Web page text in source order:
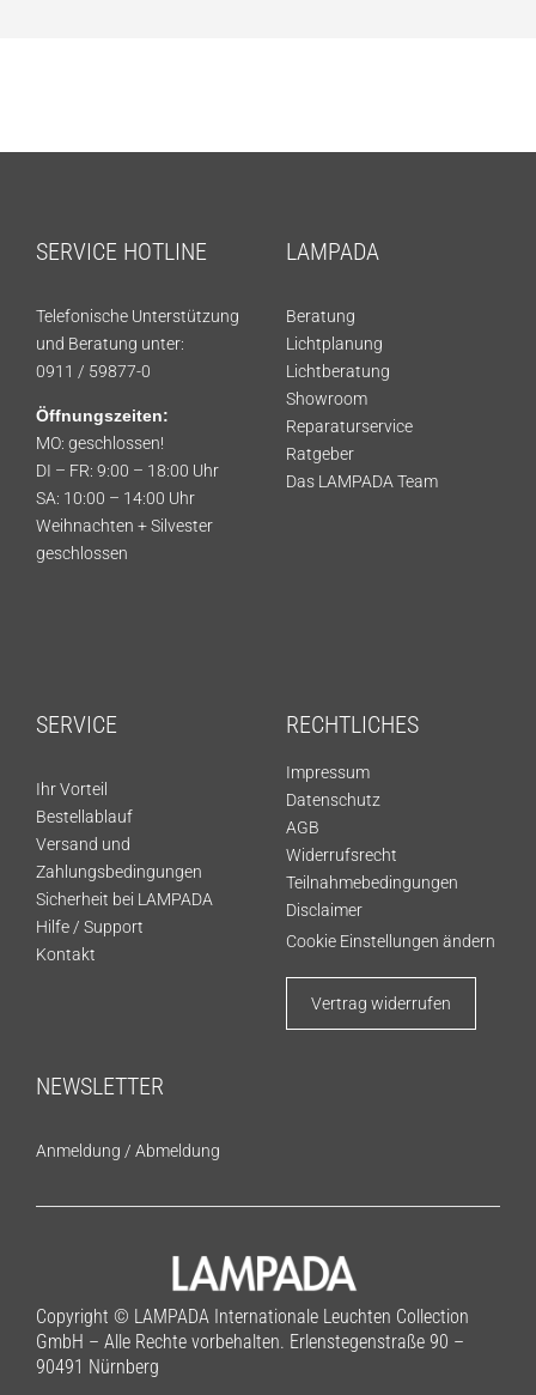
SERVICE HOTLINE
Telefonische Unterstützung
und Beratung unter:
0911 / 59877-0
Öffnungszeiten:
MO: geschlossen!
DI – FR: 9:00 – 18:00 Uhr
SA: 10:00 – 14:00 Uhr
Weihnachten + Silvester
geschlossen
LAMPADA
Beratung
Lichtplanung
Lichtberatung
Showroom
Reparaturservice
Ratgeber
Das LAMPADA Team
SERVICE
Ihr Vorteil
Bestellablauf
Versand und
Zahlungsbedingungen
Sicherheit bei LAMPADA
Hilfe / Support
Kontakt
RECHTLICHES
Impressum
Datenschutz
AGB
Widerrufsrecht
Teilnahmebedingungen
Disclaimer
Cookie Einstellungen ändern
Vertrag widerrufen
NEWSLETTER
Anmeldung / Abmeldung
Copyright © LAMPADA Internationale Leuchten Collection
GmbH – Alle Rechte vorbehalten. Erlenstegenstraße 90 –
90491 Nürnberg